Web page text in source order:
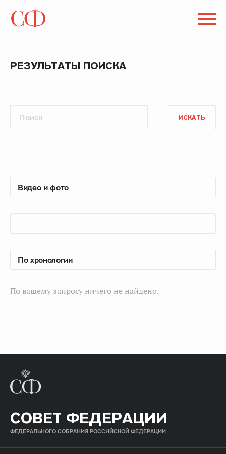
РЕЗУЛЬТАТЫ ПОИСКА
ИСКАТЬ
По вашему запросу ничего не найдено.
СОВЕТ ФЕДЕРАЦИИ
ФЕДЕРАЛЬНОГО СОБРАНИЯ РОССИЙСКОЙ ФЕДЕРАЦИИ